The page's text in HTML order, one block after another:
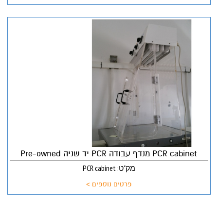
PCR cabinet מנדף עבודה PCR יד שניה Pre-owned
מק"ט: PCR cabinet
פרטים נוספים >